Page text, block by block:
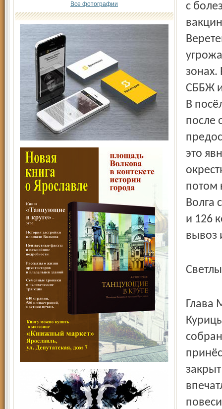
Все фотографии
с
зонах.
СББЖ и
В
после
это
потом
Волга
и 126
вывоз
Глава